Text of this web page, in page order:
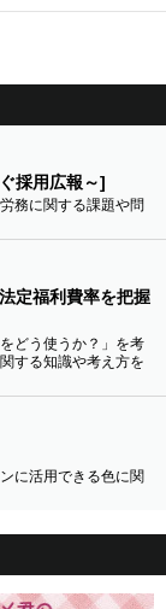
採用広報～]
務に関する課題や問
定福利費率を把握
どう使うか？」を考
する知識や考え方を
に活用できる色に関